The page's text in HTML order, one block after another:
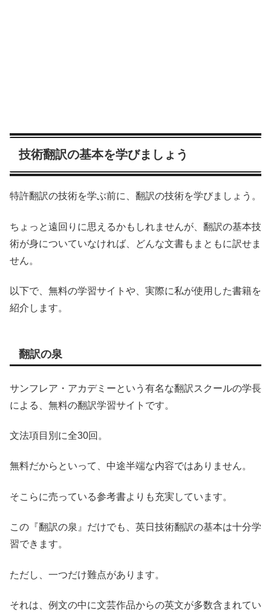
技術翻訳の基本を学びましょう
特許翻訳の技術を学ぶ前に、翻訳の技術を学びましょう。
ちょっと遠回りに思えるかもしれませんが、翻訳の基本技
術が身についていなければ、どんな文書もまともに訳せま
せん。
以下で、無料の学習サイトや、実際に私が使用した書籍を
紹介します。
翻訳の泉
サンフレア・アカデミーという有名な翻訳スクールの学長
による、無料の翻訳学習サイトです。
文法項目別に全30回。
無料だからといって、中途半端な内容ではありません。
そこらに売っている参考書よりも充実しています。
この『翻訳の泉』だけでも、英日技術翻訳の基本は十分学
習できます。
ただし、一つだけ難点があります。
それは、例文の中に文芸作品からの英文が多数含まれてい